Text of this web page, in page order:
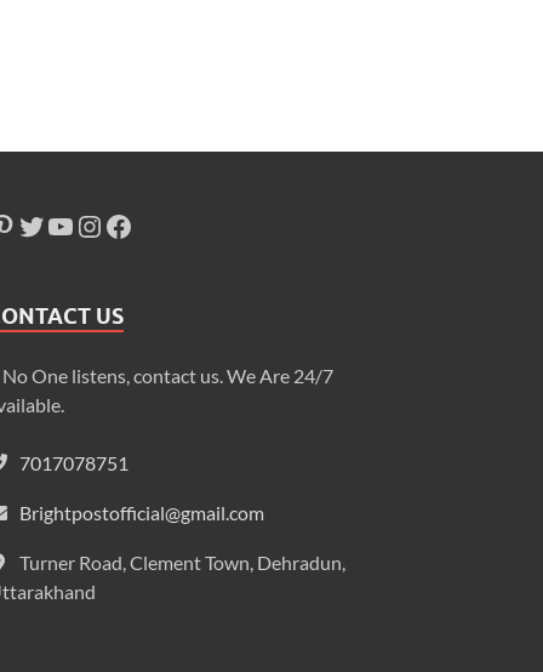
US
One listens, contact us. We Are 24/7
7017078751
Brightpostofficial@gmail.com
Turner Road, Clement Town, Dehradun,